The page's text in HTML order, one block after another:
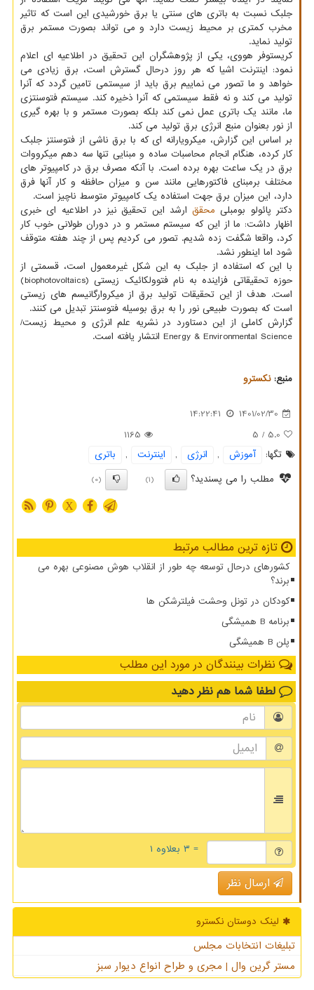
جلبک نسبت به باتری های سنتی یا برق خورشیدی این است که تاثیر
مخرب کمتری بر محیط زیست دارد و می تواند بصورت مستمر برق
تولید نماید.
کریستوفر هووی، یکی از پژوهشگران این تحقیق در اطلاعیه ای اعلام
نمود: اینترنت اشیا که هر روز درحال گسترش است، برق زیادی می
خواهد و ما تصور می نماییم برق باید از سیستمی تامین گردد که آنرا
تولید می کند و نه فقط سیستمی که آنرا ذخیره کند. سیستم فتوسنتزی
ما، مانند یک باتری عمل نمی کند بلکه بصورت مستمر و با بهره گیری
از نور بعنوان منبع انرژی برق تولید می کند.
بر اساس این گزارش، میکرویارانه ای که با برق ناشی از فتوسنتز جلبک
کار کرده، هنگام انجام محاسبات ساده و مبنایی تنها سه دهم میکرووات
برق در یک ساعت بهره برده است. با آنکه مصرف برق در کامپیوتر های
مختلف برمبنای فاکتورهایی مانند سن و میزان حافظه و کار آنها فرق
دارد، این میزان برق جهت استفاده یک کامپیوتر متوسط ناچیز است.
دکتر پائولو بومبلی محققارشد این تحقیق نیز در اطلاعیه ای خبری
اظهار داشت: ما از این که سیستم مستمر و در دوران طولانی خوب کار
کرد، واقعا شگفت زده شدیم. تصور می کردیم پس از چند هفته متوقف
شود اما اینطور نشد.
با این که استفاده از جلبک به این شکل غیرمعمول است، قسمتی از
حوزه تحقیقاتی فزاینده به نام فتوولکائیک زیستی (biophotovoltaics)
است. هدف از این تحقیقات تولید برق از میکروارگانیسم های زیستی
است که بصورت طبیعی نور را به برق بوسیله فتوسنتز تبدیل می کنند.
گزارش کاملی از این دستاورد در نشریه علم انرژی و محیط زیست/
Energy & Environmental Science انتشار یافته است.
منبع:نكسترو
1401/02/30
14:22:41
5.0
/ 5
1165
تگها:
آموزش , انرژی , اینترنت ,
باتری
مطلب را می پسندید؟
(1)
(0)
X
تازه ترین مطالب مرتبط
کشورهای درحال توسعه چه طور از انقلاب هوش مصنوعی بهره می
برند؟
کودکان در تونل وحشت فیلترشکن ها
برنامه B همیشگی
پلن B همیشگی
نظرات بینندگان در مورد این مطلب
لطفا شما هم نظر دهید
= ۳ بعلاوه ۱
ارسال نظر
لینک دوستان نكسترو
تبلیغات انتخابات مجلس
مستر گرین وال | مجری و طراح انواع دیوار سبز